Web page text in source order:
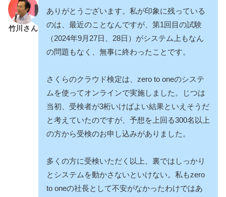
竹川さん
ありがとうございます。私が印象に残っている
のは、最近のことなんですが、第1回目の試験
（2024年9月27日、28日）がシステム上もなん
の問題もなく、無事に終わったことです。
さくらのクラウド検定は、zero to oneのシステ
ムを使ってオンラインで実施しました。じつは
当初、受検者が3桁いけばよい結果といえそうだ
と考えていたのですが、予想を上回る300名以上
の方から受検のお申し込みがありました。
多くの方に受検いただく以上、裏ではしっかり
とシステムを動かさないといけない。私もzero
to oneの社長として不安がなかったわけではあ